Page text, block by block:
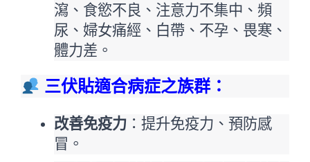
瀉、食慾不良、注意力不集中、頻
尿、婦女痛經、白帶、不孕、畏寒、
體力差。
三伏貼適合病症之族群：
改善免疫力 ：提升免疫力、預防感
冒。